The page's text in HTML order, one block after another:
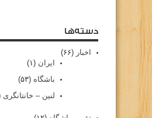
دسته‌ها
اخبار (۶۶)
ایران (۱)
باشگاه (۵۳)
لنین – خانتانگری